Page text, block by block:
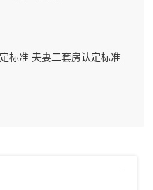
标准 夫妻二套房认定标准